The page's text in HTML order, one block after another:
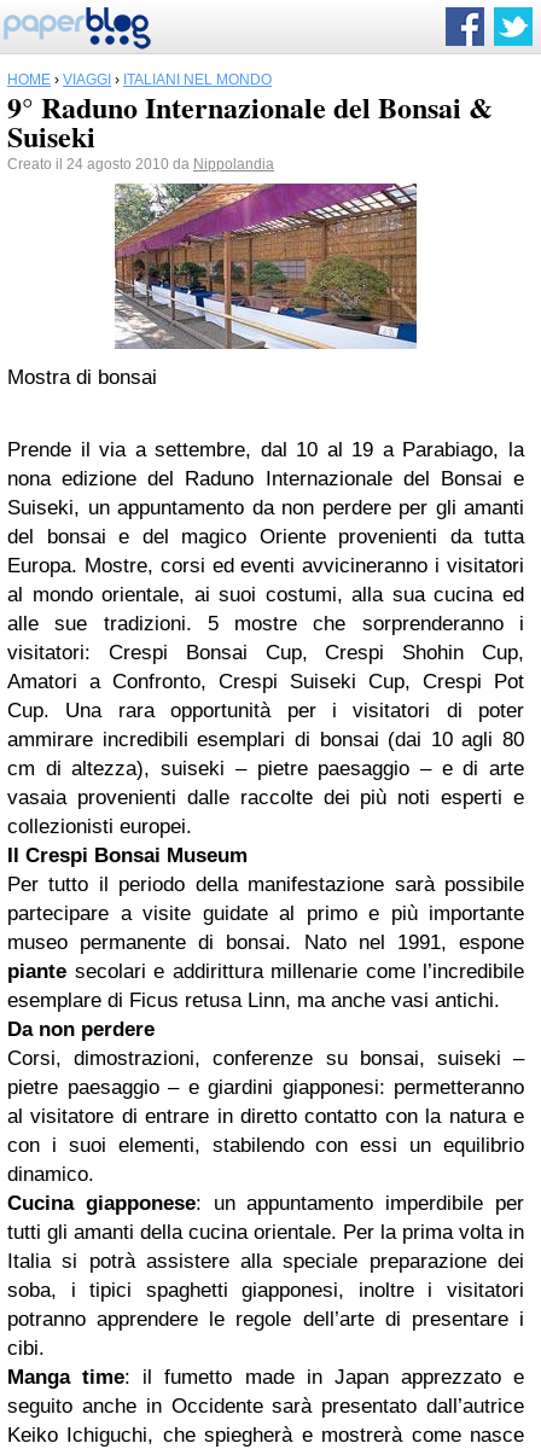
HOME › VIAGGI › ITALIANI NEL MONDO
9° Raduno Internazionale del Bonsai &
Suiseki
Creato il 24 agosto 2010 da Nippolandia
Mostra di bonsai
Prende il via a settembre, dal 10 al 19 a Parabiago, la
nona edizione del Raduno Internazionale del Bonsai e
Suiseki, un appuntamento da non perdere per gli amanti
del bonsai e del magico Oriente provenienti da tutta
Europa. Mostre, corsi ed eventi avvicineranno i visitatori
al mondo orientale, ai suoi costumi, alla sua cucina ed
alle sue tradizioni. 5 mostre che sorprenderanno i
visitatori: Crespi Bonsai Cup, Crespi Shohin Cup,
Amatori a Confronto, Crespi Suiseki Cup, Crespi Pot
Cup. Una rara opportunità per i visitatori di poter
ammirare incredibili esemplari di bonsai (dai 10 agli 80
cm di altezza), suiseki – pietre paesaggio – e di arte
vasaia provenienti dalle raccolte dei più noti esperti e
collezionisti europei.
Il Crespi Bonsai Museum
Per tutto il periodo della manifestazione sarà possibile
partecipare a visite guidate al primo e più importante
museo permanente di bonsai. Nato nel 1991, espone
piante secolari e addirittura millenarie come l’incredibile
esemplare di Ficus retusa Linn, ma anche vasi antichi.
Da non perdere
Corsi, dimostrazioni, conferenze su bonsai, suiseki –
pietre paesaggio – e giardini giapponesi: permetteranno
al visitatore di entrare in diretto contatto con la natura e
con i suoi elementi, stabilendo con essi un equilibrio
dinamico.
Cucina giapponese: un appuntamento imperdibile per
tutti gli amanti della cucina orientale. Per la prima volta in
Italia si potrà assistere alla speciale preparazione dei
soba, i tipici spaghetti giapponesi, inoltre i visitatori
potranno apprendere le regole dell’arte di presentare i
cibi.
Manga time: il fumetto made in Japan apprezzato e
seguito anche in Occidente sarà presentato dall’autrice
Keiko Ichiguchi, che spiegherà e mostrerà come nasce